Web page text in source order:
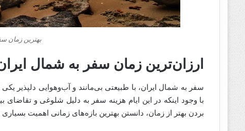
بهترین زمان
ارزان‌ترین زمان سفر به شمال
سفر به شمال ایران، با طبیعتی بی‌مانند و آب‌وهوایی دلپذیر
با وجود اینکه در این ایام هزینه سفر به دلیل شلوغی و
بردن بهتر از زمان، دانستن بهترین بازه‌های زمانی اهمیت بسیاری